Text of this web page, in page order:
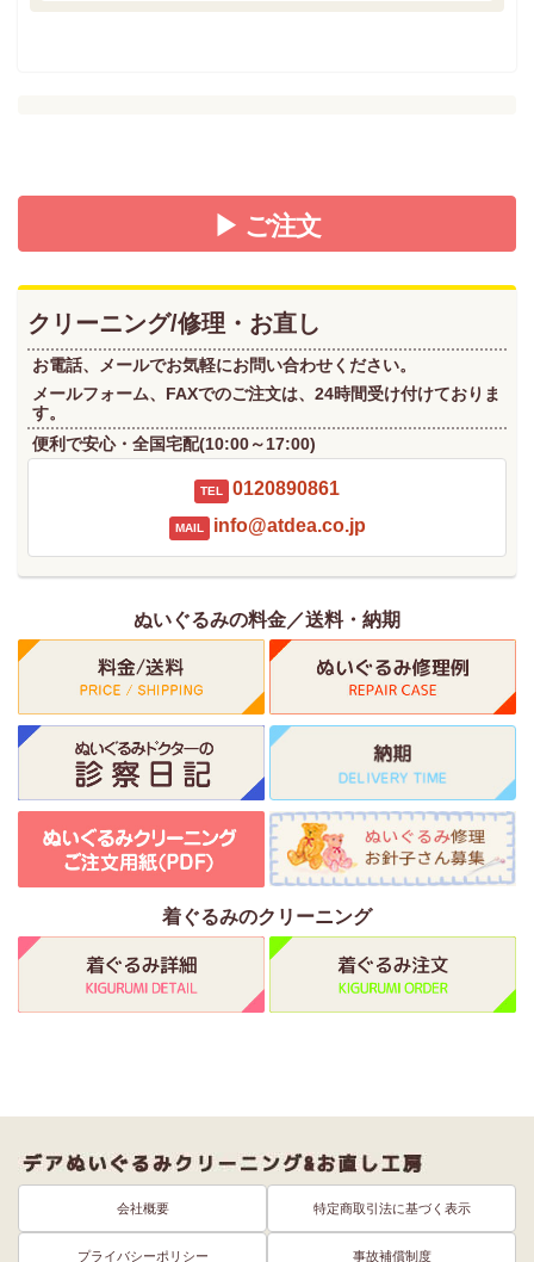
▶ ご注文
クリーニング/修理・お直し
お電話、メールでお気軽にお問い合わせください。
メールフォーム、FAXでのご注文は、24時間受け付けておりま
す。
便利で安心・全国宅配(10:00～17:00)
TEL 0120890861
MAIL info@atdea.co.jp
ぬいぐるみの料金／送料・納期
着ぐるみのクリーニング
会社概要 特定商取引法に基づく表示
プライバシーポリシー 事故補償制度